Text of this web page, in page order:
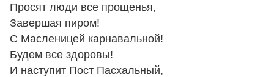
Просят люди все прощенья,
Завершая пиром!
С Масленицей карнавальной!
Будем все здоровы!
И наступит Пост Пасхальный,